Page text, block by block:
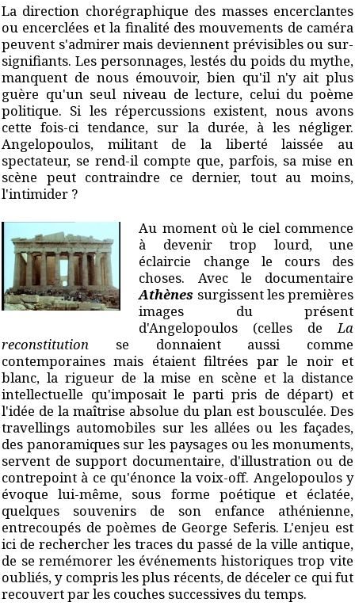
La direction chorégraphique des masses encerclantes
ou encerclées et la finalité des mouvements de caméra
peuvent s'admirer mais deviennent prévisibles ou sur-
signifiants. Les personnages, lestés du poids du mythe,
manquent de nous émouvoir, bien qu'il n'y ait plus
guère qu'un seul niveau de lecture, celui du poème
politique. Si les répercussions existent, nous avons
cette fois-ci tendance, sur la durée, à les négliger.
Angelopoulos, militant de la liberté laissée au
spectateur, se rend-il compte que, parfois, sa mise en
scène peut contraindre ce dernier, tout au moins,
l'intimider ?
Au moment où le ciel commence
à devenir trop lourd, une
éclaircie change le cours des
choses. Avec le documentaire
Athènes surgissent les premières
images du présent
d'Angelopoulos (celles deLa
reconstitution se donnaient aussi comme
contemporaines mais étaient filtrées par le noir et
blanc, la rigueur de la mise en scène et la distance
intellectuelle qu'imposait le parti pris de départ) et
l'idée de la maîtrise absolue du plan est bousculée. Des
travellings automobiles sur les allées ou les façades,
des panoramiques sur les paysages ou les monuments,
servent de support documentaire, d'illustration ou de
contrepoint à ce qu'énonce la voix-off. Angelopoulos y
évoque lui-même, sous forme poétique et éclatée,
quelques souvenirs de son enfance athénienne,
entrecoupés de poèmes de George Seferis. L'enjeu est
ici de rechercher les traces du passé de la ville antique,
de se remémorer les événements historiques trop vite
oubliés, y compris les plus récents, de déceler ce qui fut
recouvert par les couches successives du temps.